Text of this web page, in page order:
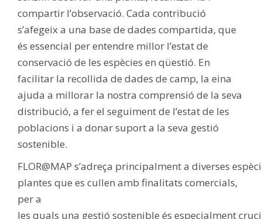
compartir l’observació. Cada contribució
s’afegeix a una base de dades compartida, que
és essencial per entendre millor l’estat de
conservació de les espècies en qüestió. En
facilitar la recollida de dades de camp, la eina
ajuda a millorar la nostra comprensió de la seva
distribució, a fer el seguiment de l’estat de les
poblacions i a donar suport a la seva gestió
sostenible.
FLOR@MAP s’adreça principalment a diverses
plantes que es cullen amb finalitats comercials,
per a
les quals una gestió sostenible és especialment